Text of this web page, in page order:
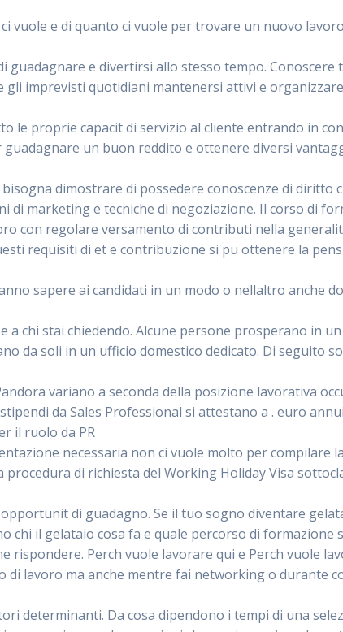
vuole e di quanto ci vuole per trovare un nuovo
e divertirsi allo stesso tempo.
gli imprevisti quotidiani mantenersi attivi e
le proprie capacit di servizio al cliente entrando in
un buon reddito e ottenere diversi
dimostrare di possedere conoscenze di
di marketing e tecniche di negoziazione. Il corso di
con regolare versamento di contributi nella
requisiti di et e contribuzione si pu ottenere la
sapere ai candidati in un modo o nellaltro anche
a chi stai chiedendo. Alcune persone prosperano in
da soli in un ufficio domestico dedicato. Di seguito
variano a seconda della posizione lavorativa
da Sales Professional si attestano a . euro
il ruolo da PR
necessaria non ci vuole molto per compilare
di richiesta del Working Holiday Visa
di guadagno. Se il tuo sogno diventare
chi il gelataio cosa fa e quale percorso di
rispondere. Perch vuole lavorare qui e Perch vuole
lavoro ma anche mentre fai networking o durante
determinanti. Da cosa dipendono i tempi di una